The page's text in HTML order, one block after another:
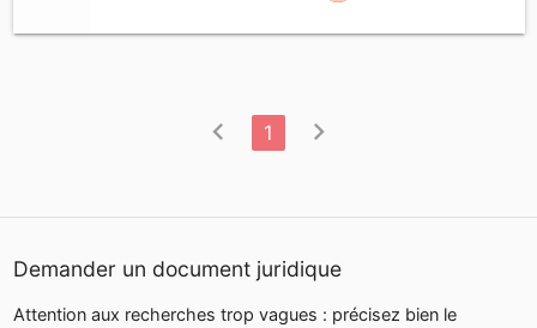
chevron_left 1 chevron_right
Demander un document juridique
Attention aux recherches trop vagues : précisez bien le